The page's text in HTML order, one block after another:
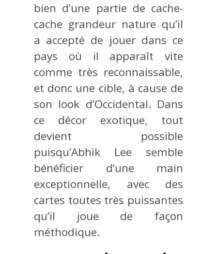
bien d’une partie de cache-
cache grandeur nature qu’il
a accepté de jouer dans ce
pays où il apparaît vite
comme très reconnaissable,
et donc une cible, à cause de
son look d’Occidental. Dans
ce décor exotique, tout
devient possible
puisqu’Abhik Lee semble
bénéficier d’une main
exceptionnelle, avec des
cartes toutes très puissantes
qu’il joue de façon
méthodique.